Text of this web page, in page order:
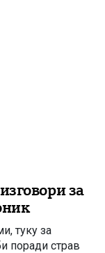
за
туку за
поради страв